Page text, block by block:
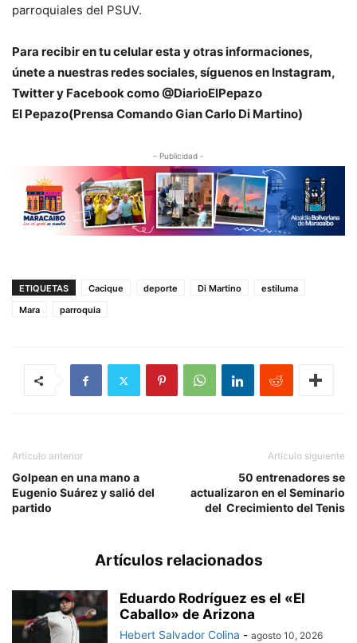
parroquiales del PSUV.
Para recibir en tu celular esta y otras informaciones,
únete a nuestras redes sociales, síguenos en Instagram,
Twitter y Facebook como @DiarioElPepazo
El Pepazo(Prensa Comando Gian Carlo Di Martino)
- Publicidad -
ETIQUETAS Cacique deporte Di Martino
estiluma
Mara
parroquia
Artículo anterior
Golpean en una mano a
Eugenio Suárez y salió del
partido
Artículo siguiente
50 entrenadores se
actualizaron en el Seminario
del Crecimiento del Tenis
Artículos relacionados
Eduardo Rodríguez es el «El
Caballo» de Arizona
Hebert Salvador Colina - agosto 10, 2026